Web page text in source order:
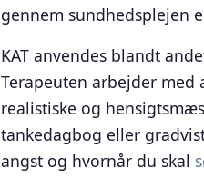
gennem sundhedsplejen
KAT anvendes blandt
Terapeuten arbejder med
realistiske og
tankedagbog eller
angst og hvornår du skal